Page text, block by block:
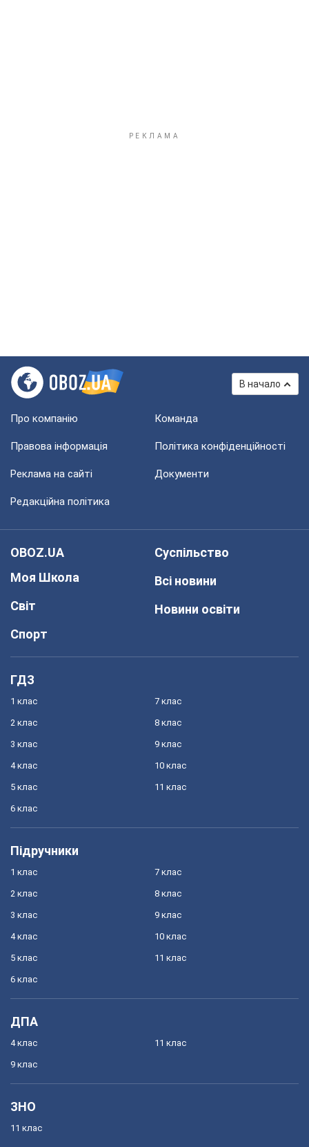
В начало
Про компанію Команда
Правова інформація Політика конфіденційності
Реклама на сайті Документи
Редакційна політика
OBOZ.UA
Моя Школа
Світ
Спорт
Суспільство
Всі новини
Новини освіти
ГДЗ
1 клас
2 клас
3 клас
4 клас
5 клас
6 клас
7 клас
8 клас
9 клас
10 клас
11 клас
Підручники
1 клас
2 клас
3 клас
4 клас
5 клас
6 клас
7 клас
8 клас
9 клас
10 клас
11 клас
ДПА
4 клас
9 клас
11 клас
ЗНО
11 клас